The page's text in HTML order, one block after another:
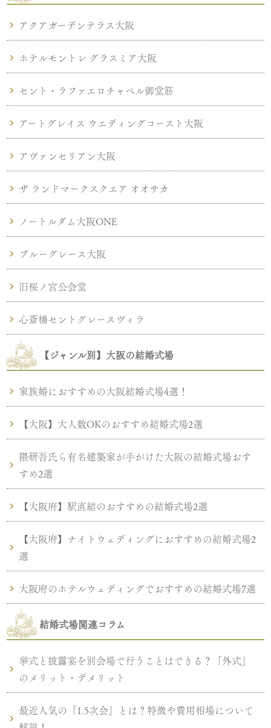
アクアガーデンテラス大阪
ホテルモントレ グラスミア大阪
セント・ラファエロチャペル御堂筋
アートグレイス ウエディングコースト大阪
アヴァンセリアン大阪
ザ ランドマークスクエア オオサカ
ノートルダム大阪ONE
ブルーグレース大阪
旧桜ノ宮公会堂
心斎橋セントグレースヴィラ
【ジャンル別】大阪の結婚式場
家族婚におすすめの大阪結婚式場4選！
【大阪】大人数OKのおすすめ結婚式場2選
隈研吾氏ら有名建築家が手がけた大阪の結婚式場おす
すめ2選
【大阪府】駅直結のおすすめの結婚式場2選
【大阪府】ナイトウェディングにおすすめの結婚式場2
選
大阪府のホテルウェディングでおすすめの結婚式場7選
結婚式場関連コラム
挙式と披露宴を別会場で行うことはできる？「外式」
のメリット・デメリット
最近人気の「1.5次会」とは？特徴や費用相場について